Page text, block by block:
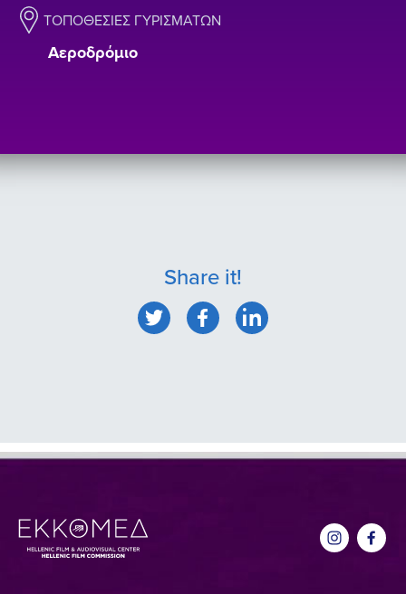
ΤΟΠΟΘΕΣΊΕΣ ΓΥΡΙΣΜΆΤΩΝ
Αεροδρόμιο
Share it!